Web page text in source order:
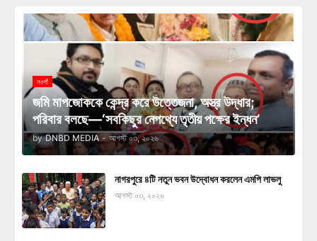
নওগাঁ
জমি মাপজোককে কেন্দ্র করে উত্তেজনা, অস্ত্র উদ্ধার;
পরিবার বলছে—‘সবকিছুর নেপথ্যে তৃতীয় পক্ষের ইন্ধন’
by DNBD MEDIA - আগস্ট ০৩, ২০২৬
নাগরপুরে ৪টি নতুন ভবন উদ্বোধন করলেন এমপি লাভলু
আগস্ট ০৩, ২০২৬